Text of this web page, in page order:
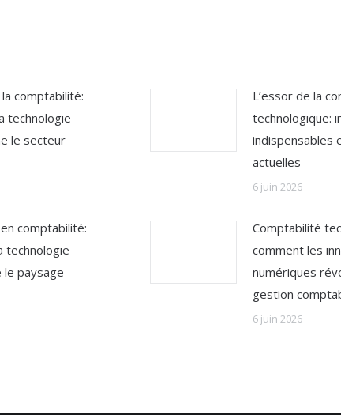
la comptabilité:
technologie
le secteur
L’essor de la
technologique:
indispensables
actuelles
6 juin 2026
comptabilité:
technologie
paysage
Comptabilité
comment les
numériques
gestion
6 juin 2026